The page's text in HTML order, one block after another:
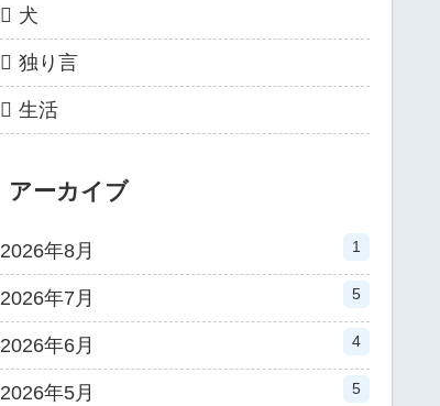
犬
独り言
生活
アーカイブ
2026年8月 1
2026年7月 5
2026年6月 4
2026年5月 5